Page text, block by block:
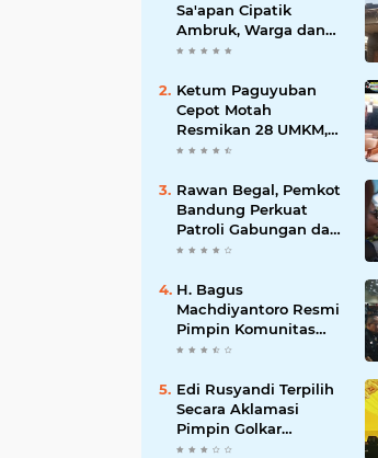
Sa'apan Cipatik
Ambruk, Warga dan
Pemdes Sigap Bantu
Ketum Paguyuban
Cepot Motah
Resmikan 28 UMKM,
Siap Gelar Festival
Jalan Braga
Rawan Begal, Pemkot
Bandung Perkuat
Patroli Gabungan dan
Pengawasan Digital
H. Bagus
Machdiyantoro Resmi
Pimpin Komunitas
BBC Periode 2026–
Solidaritas dan
Hadirkan Program
Nyata untuk
Masyarakat
Edi Rusyandi Terpilih
Secara Aklamasi
Pimpin Golkar
Bandung Barat,